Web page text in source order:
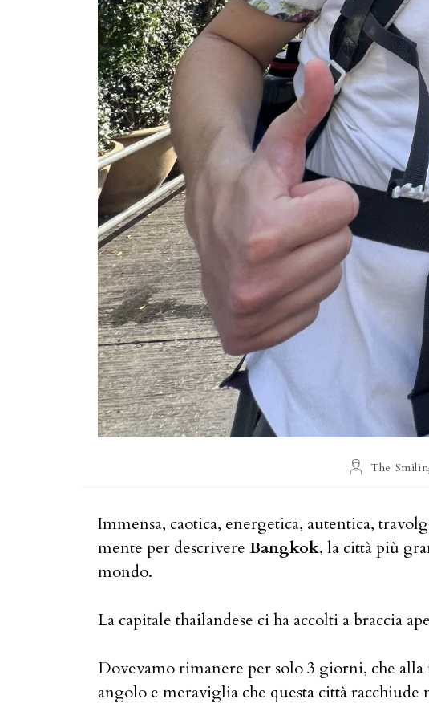
Autore
The
Immensa, caotica, energetica, autentica,
mente per descrivere Bangkok, la città più
mondo.
La capitale thailandese ci ha accolti a braccia
Dovevamo rimanere per solo 3 giorni, che
angolo e meraviglia che questa città racchiude